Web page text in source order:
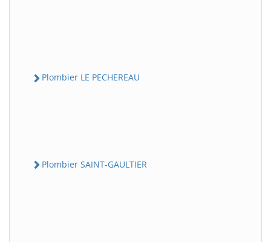
Plombier LE PECHEREAU
Plombier SAINT-GAULTIER